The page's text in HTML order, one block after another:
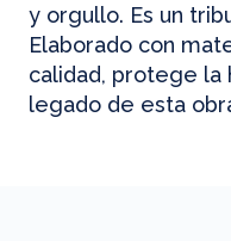
y orgullo. Es un
Elaborado con
calidad, protege la
legado de esta